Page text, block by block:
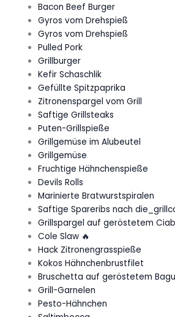
Bacon Beef Burger
Gyros vom Drehspieß
Gyros vom Drehspieß
Pulled Pork
Grillburger
Kefir Schaschlik
Gefüllte Spitzpaprika
Zitronenspargel vom Grill
Saftige Grillsteaks
Puten-Grillspieße
Grillgemüse im Alubeutel
Grillgemüse
Fruchtige Hähnchenspieße
Devils Rolls
Marinierte Bratwurstspiralen
Saftige Spareribs nach
Grillspargel auf geröstetem
Cole Slaw 🔥
Hack Zitronengrasspieße
Kokos Hähnchenbrustfilet
Bruschetta auf geröstetem
Grill-Garnelen
Pesto-Hähnchen